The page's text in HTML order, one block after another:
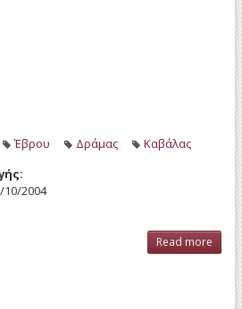
Έβρου Δράμας
Καβάλας
10/2004
Read more